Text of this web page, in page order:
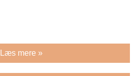
Læs mere »